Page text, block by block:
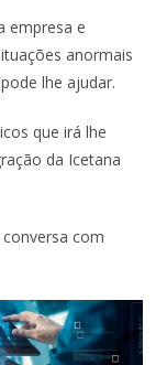
empresa e
anormais
lhe ajudar.
que irá lhe
da Icetana
com